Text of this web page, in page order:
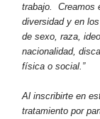
trabajo. Creamos
diversidad y en
de sexo, raza,
nacionalidad,
física o social.”
Al inscribirte en
tratamiento por